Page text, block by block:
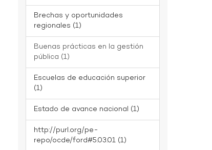
Brechas y oportunidades
regionales (1)
Buenas prácticas en la gestión
pública (1)
Escuelas de educación superior
(1)
Estado de avance nacional (1)
http://purl.org/pe-
repo/ocde/ford#5.03.01 (1)